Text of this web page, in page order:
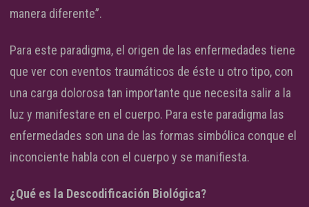
manera diferente”.
Para este paradigma, el origen de las enfermedades tiene
que ver con eventos traumáticos de éste u otro tipo, con
una carga dolorosa tan importante que necesita salir a la
luz y manifestare en el cuerpo. Para este paradigma las
enfermedades son una de las formas simbólica conque el
inconciente habla con el cuerpo y se manifiesta.
¿Qué es la Descodificación Biológica?